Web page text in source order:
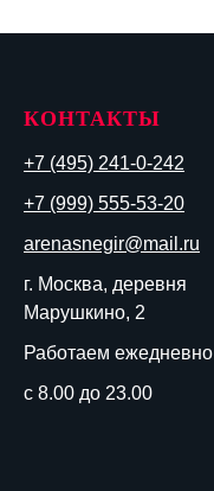
КОНТАКТЫ
+7 (495) 241-0-242
+7 (999) 555-53-20
arenasnegir@mail.ru
г. Москва, деревня
Марушкино, 2
Работаем ежедневно
с 8.00 до 23.00